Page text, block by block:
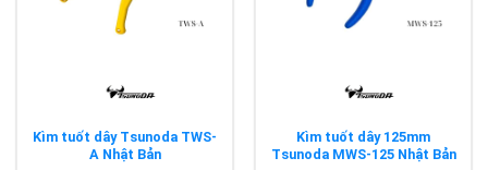
Kìm tuốt dây Tsunoda TWS-
A Nhật Bản
Kìm tuốt dây 125mm
Tsunoda MWS-125 Nhật Bản